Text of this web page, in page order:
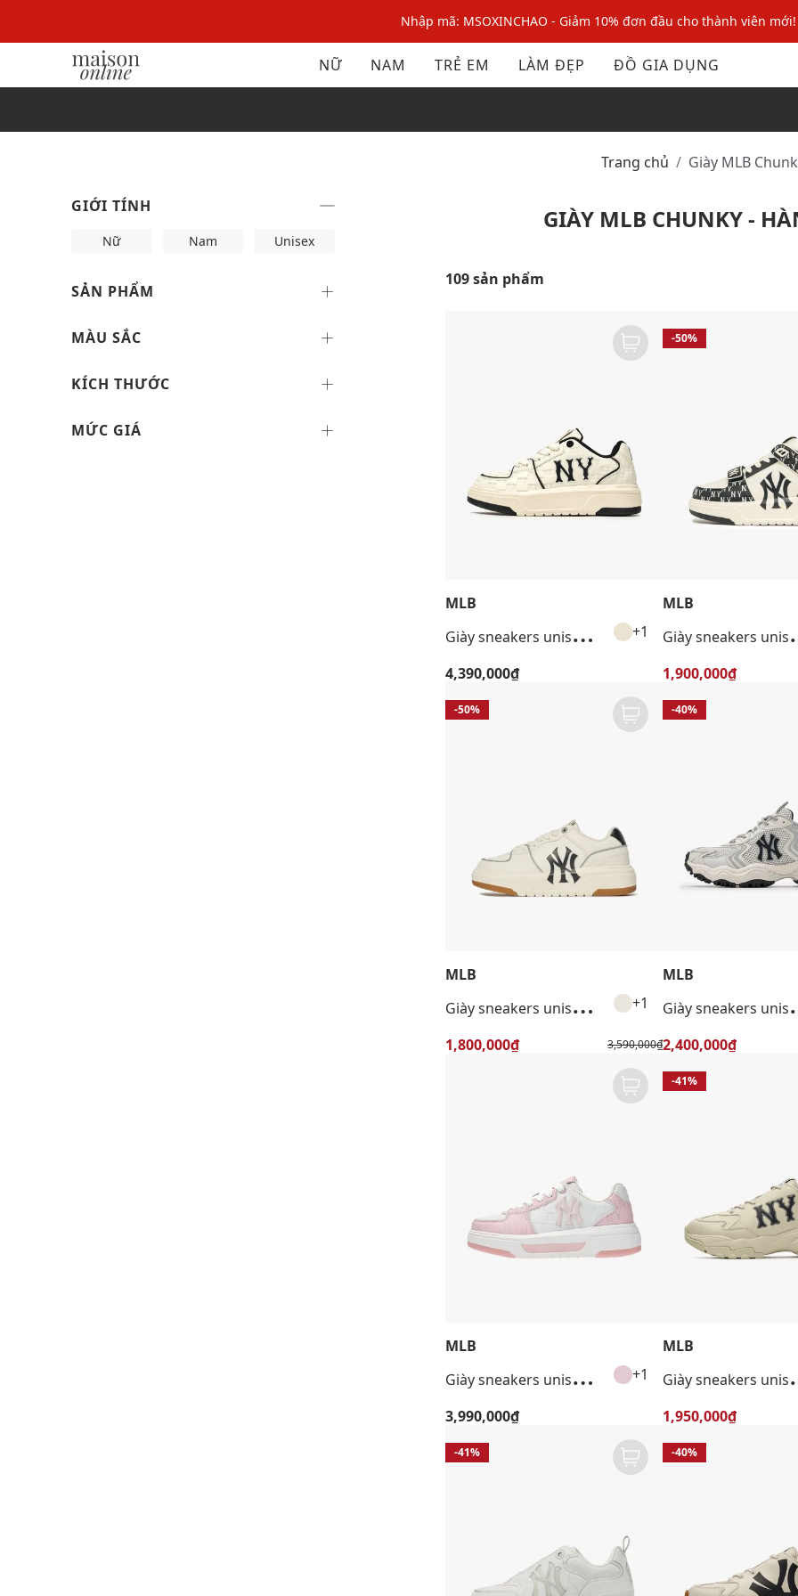
Nhập mã MSOPAY100: giảm ngay 10% khi thanh toán trực tuyến
Nhập mã: MSOXINCHAO - Giảm 10% đơn đầu cho thành viên mới!
Nhập mã MSOPAY100: giảm ngay 10% khi thanh toán trực tuyến
NỮ NAM TRẺ EM LÀM ĐẸP ĐỒ GIA DỤNG
GIỚI TÍNH
Nữ Nam Unisex
SẢN PHẨM
MÀU SẮC
KÍCH THƯỚC
MỨC GIÁ
Trang chủ Giày MLB
GIÀY MLB CHUNKY -
109 sản phẩm
MLB
G
iày sneakers unisex cổ thấp Chunky Liner Embo Monogram +1
4,390,000₫
-50%
MLB
iày sneakers
1,900,000₫
-50%
MLB
G
iày sneakers unisex cổ thấp Chunky Liner +1
1,800,000₫ 3,590,000₫
-40%
MLB
iày sneakers
2,400,000₫
MLB
G
iày sneakers unisex cổ thấp Chunky Liner Embo Monogram +1
3,990,000₫
-41%
MLB
iày
1,950,000₫
-41% -40%